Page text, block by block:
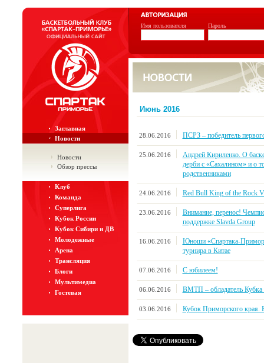
Имя пользователя Пароль
Заглавная
Новости
Новости
Обзор прессы
Клуб
Команда
Суперлига
Кубок России
Кубок Сибири и ДВ
Молодежные
Арена
Трансляция
Блоги
Мультимедиа
Гостевая
Июнь 2016
28.06.2016 ПСРЗ – победитель
25.06.2016
Андрей Кириленко. О
дерби с «Сахалином» и о
родственниками
24.06.2016 Red Bull King of the Rock
23.06.2016
Внимание, перенос!
поддержке Slavda Group
16.06.2016
Юноши «Спартака-
турнира в Китае
07.06.2016 С юбилеем!
06.06.2016 ВМТП – обладатель Кубка
03.06.2016 Кубок Приморского края.